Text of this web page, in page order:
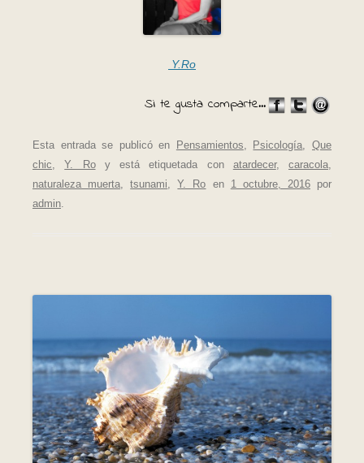
Y.Ro
Si te gusta comparte...
Esta entrada se publicó en Pensamientos, Psicología,Que
chic,Y. Roy está etiquetada con atardecer, caracola,
naturaleza muerta,tsunami,Y. Ro en 1 octubre, 2016por
admin.